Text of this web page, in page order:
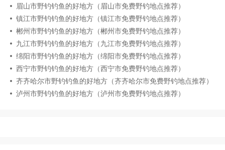
眉山市野钓钓鱼的好地方（眉山市免费野钓地点推荐）
镇江市野钓钓鱼的好地方（镇江市免费野钓地点推荐）
郴州市野钓钓鱼的好地方（郴州市免费野钓地点推荐）
九江市野钓钓鱼的好地方（九江市免费野钓地点推荐）
绵阳市野钓钓鱼的好地方（绵阳市免费野钓地点推荐）
西宁市野钓钓鱼的好地方（西宁市免费野钓地点推荐）
齐齐哈尔市野钓钓鱼的好地方（齐齐哈尔市免费野钓地点推荐）
泸州市野钓钓鱼的好地方（泸州市免费野钓地点推荐）